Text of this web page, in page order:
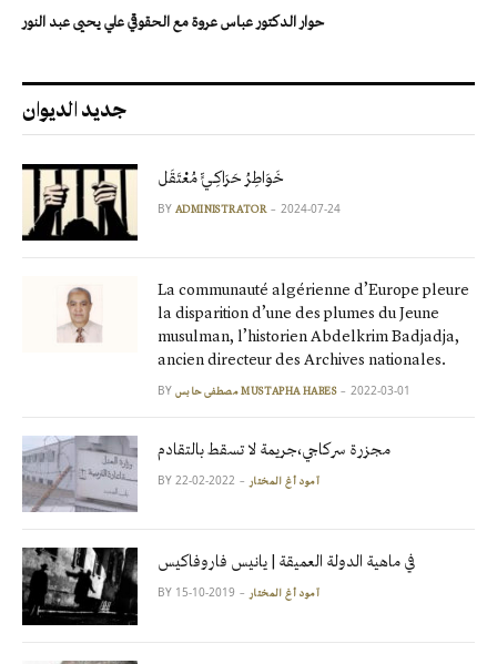
حوار الدكتور عباس عروة مع الحقوقي علي يحيى عبد النور
جديد الديوان
خَوَاطِرُ حَرَاكِـيٍّ مُعْتَقَل
BY ADMINISTRATOR 2024-07-24
La communauté algérienne d’Europe pleure
la disparition d’une des plumes du Jeune
musulman, l’historien Abdelkrim Badjadja,
ancien directeur des Archives nationales.
BY مصطفى حابس MUSTAPHA HABES 2022-03-01
مجزرة سركاجي،جريمة لا تسقط بالتقادم
BY آمود أغ المختار 2022-02-22
في ماهية الدولة العميقة | يانيس فاروفاكيس
BY آمود أغ المختار 2019-10-15